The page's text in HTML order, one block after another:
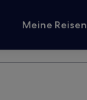
Meine Reisen